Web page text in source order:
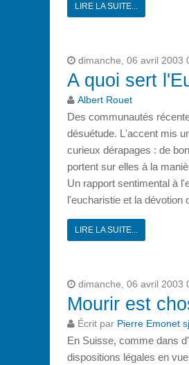
LIRE LA SUITE...
dimanche, 06 avril 2003
A quoi sert
Albert Rouet
Des communautés
désuétude. L'accent mis
curieux dérapages : de
portent sur elles à la
Un rapport sentimental à
l'eucharistie et la dévotion
LIRE LA SUITE...
dimanche, 06 avril 2003
Mourir est
Écrit par Pierre Emonet sj
En Suisse, comme dans
dispositions légales en